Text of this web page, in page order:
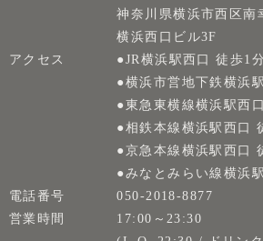
神奈川県横浜市西区南
横浜西口ビル3F
アクセス
●JR横浜駅西口 徒歩1分
●横浜市営地下鉄横浜
●東急東横線横浜駅西
●相鉄本線横浜駅西口
●京急本線横浜駅西口
●みなとみらい線横浜
電話番号
050-2018-8877
営業時間
17:00～23:30